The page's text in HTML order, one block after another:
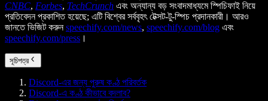
CNBC, Forbes, TechCrunch এবং অন্যান্য বড় সংবাদমাধ্যমে স্পিচিফাই নিয়ে
প্রতিবেদন প্রকাশিত হয়েছে; এটি বিশ্বের সর্ববৃহৎ টেক্সট-টু-স্পিচ প্রদানকারী। আরও
জানতে ভিজিট করুনspeechify.com/news, speechify.com/blog এবং
speechify.com/press ।
সূচিপত্র
Discord-এর জন্য পুরুষ কণ্ঠ পরিবর্তক
Discord-এ কণ্ঠ কীভাবে বদলাব?